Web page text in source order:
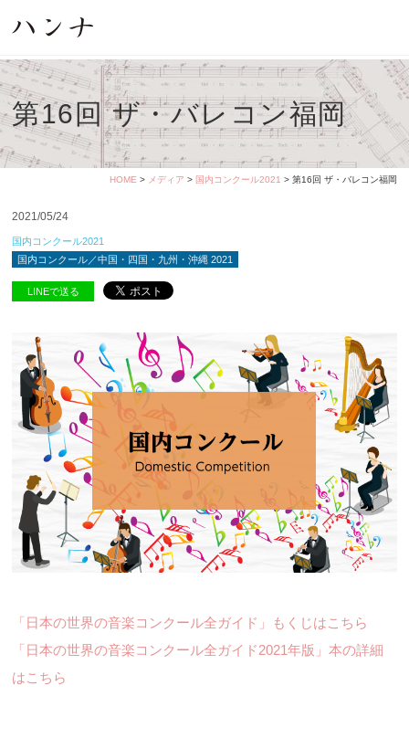
第16回 ザ・バレコン福岡
HOME > メディア > 国内コンクール2021 > 第16回 ザ・バレコン福岡
2021/05/24
国内コンクール2021
国内コンクール／中国・四国・九州・沖縄 2021
LINEで送る
「日本の世界の音楽コンクール全ガイド」もくじはこちら
「日本の世界の音楽コンクール全ガイド2021年版」本の詳細
はこちら